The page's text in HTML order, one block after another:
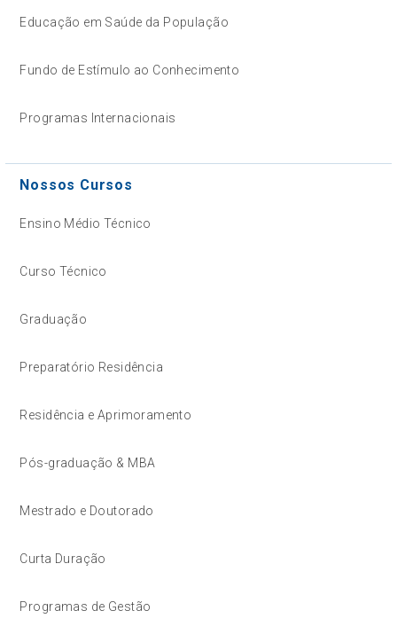
Educação em Saúde da População
Fundo de Estímulo ao Conhecimento
Programas Internacionais
Nossos Cursos
Ensino Médio Técnico
Curso Técnico
Graduação
Preparatório Residência
Residência e Aprimoramento
Pós-graduação & MBA
Mestrado e Doutorado
Curta Duração
Programas de Gestão